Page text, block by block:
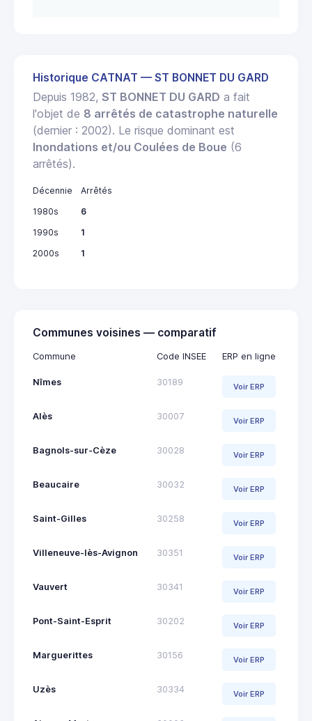
Historique CATNAT — ST BONNET DU GARD
Depuis 1982, ST BONNET DU GARD a fait
l'objet de 8 arrêtés de catastrophe naturelle
(dernier : 2002). Le risque dominant est
Inondations et/ou Coulées de Boue (6
arrêtés).
Décennie
Arrêtés
1980s
6
1990s
1
2000s
1
Communes voisines — comparatif
Commune Code INSEE ERP en ligne
Nîmes 30189 Voir ERP
Alès 30007 Voir ERP
Bagnols-sur-Cèze 30028 Voir ERP
Beaucaire 30032 Voir ERP
Saint-Gilles 30258 Voir ERP
Villeneuve-lès-Avignon 30351 Voir ERP
Vauvert 30341 Voir ERP
Pont-Saint-Esprit 30202 Voir ERP
Marguerittes 30156 Voir ERP
Uzès 30334 Voir ERP